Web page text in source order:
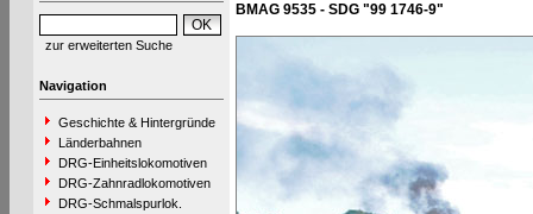
zur erweiterten Suche
Navigation
Geschichte & Hintergründe
Länderbahnen
DRG-Einheitslokomotiven
DRG-Zahnradlokomotiven
DRG-Schmalspurlok.
BMAG 9535 - SDG "99 1746-9"